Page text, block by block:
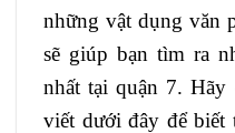
những vật dụng văn
sẽ giúp bạn tìm ra
nhất tại quận 7. Hãy
viết dưới đây để biết